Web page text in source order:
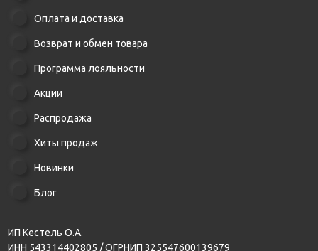
Оплата и доставка
Возврат и обмен товара
Программа лояльности
Акции
Распродажа
Хиты продаж
Новинки
Блог
ИП Кестель О.А.
ИНН 543314402805 / ОГРНИП 325547600139679